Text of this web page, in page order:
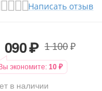
Написать отзыв
090₽ 1 100 ₽
Вы экономите: 10 ₽
в наличии